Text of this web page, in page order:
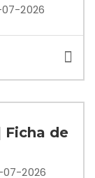
2026
Ficha de
2026